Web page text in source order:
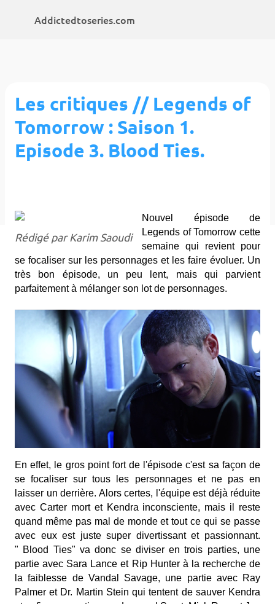
Accéder au contenu principal
Addictedtoseries.com
Les critiques // Legends of
Tomorrow : Saison 1.
Episode 3. Blood Ties.
Rédigé par Karim Saoudi
Nouvel épisode de
Legends of Tomorrow cette
semaine qui revient pour
se focaliser sur les personnages et les faire évoluer. Un
très bon épisode, un peu lent, mais qui parvient
parfaitement à mélanger son lot de personnages.
En effet, le gros point fort de l'épisode c'est sa façon de
se focaliser sur tous les personnages et ne pas en
laisser un derrière. Alors certes, l'équipe est déjà réduite
avec Carter mort et Kendra inconsciente, mais il reste
quand même pas mal de monde et tout ce qui se passe
avec eux est juste super divertissant et passionnant.
" Blood Ties" va donc se diviser en trois parties, une
partie avec Sara Lance et Rip Hunter à la recherche de
la faiblesse de Vandal Savage, une partie avec Ray
Palmer et Dr. Martin Stein qui tentent de sauver Kendra